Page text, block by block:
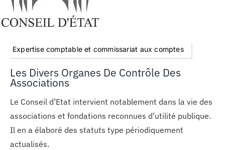
Expertise comptable et commissariat aux comptes
Les Divers Organes De Contrôle Des
Associations
Le Conseil d’Etat intervient notablement dans la vie des
associations et fondations reconnues d’utilité publique.
Il en a élaboré des statuts type périodiquement
actualisés.